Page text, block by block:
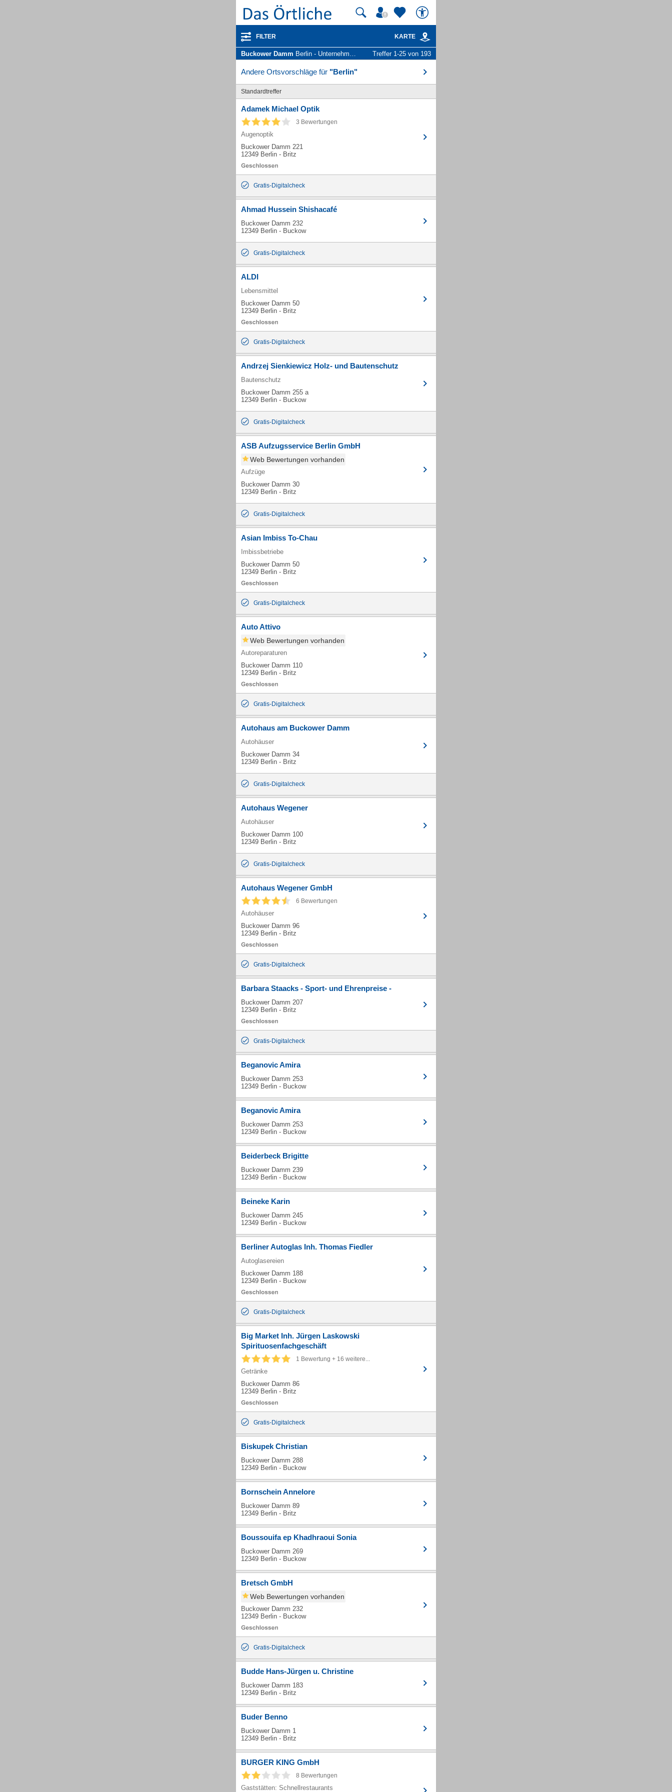
FILTER KARTE
Buckower Damm Berlin - Unternehmen und Personen Treffer 1-25 von 193
Andere Ortsvorschläge für "Berlin"
Standardtreffer
Adamek Michael Optik
3 Bewertungen
Augenoptik
Buckower Damm 221
12349 Berlin - Britz
Gratis-Digitalcheck
Ahmad Hussein Shishacafé
Buckower Damm 232
12349 Berlin - Buckow
Gratis-Digitalcheck
ALDI
Lebensmittel
Buckower Damm 50
12349 Berlin - Britz
Gratis-Digitalcheck
Andrzej Sienkiewicz Holz- und Bautenschutz
Bautenschutz
Buckower Damm 255 a
12349 Berlin - Buckow
Gratis-Digitalcheck
ASB Aufzugsservice Berlin GmbH
Web Bewertungen vorhanden
Aufzüge
Buckower Damm 30
12349 Berlin - Britz
Gratis-Digitalcheck
Asian Imbiss To-Chau
Imbissbetriebe
Buckower Damm 50
12349 Berlin - Britz
Gratis-Digitalcheck
Auto Attivo
Web Bewertungen vorhanden
Autoreparaturen
Buckower Damm 110
12349 Berlin - Britz
Gratis-Digitalcheck
Autohaus am Buckower Damm
Autohäuser
Buckower Damm 34
12349 Berlin - Britz
Gratis-Digitalcheck
Autohaus Wegener
Autohäuser
Buckower Damm 100
12349 Berlin - Britz
Gratis-Digitalcheck
Autohaus Wegener GmbH
6 Bewertungen
Autohäuser
Buckower Damm 96
12349 Berlin - Britz
Gratis-Digitalcheck
Barbara Staacks - Sport- und Ehrenpreise -
Buckower Damm 207
12349 Berlin - Britz
Gratis-Digitalcheck
Beganovic Amira
Buckower Damm 253
12349 Berlin - Buckow
Beganovic Amira
Buckower Damm 253
12349 Berlin - Buckow
Beiderbeck Brigitte
Buckower Damm 239
12349 Berlin - Buckow
Beineke Karin
Buckower Damm 245
12349 Berlin - Buckow
Berliner Autoglas Inh. Thomas Fiedler
Autoglasereien
Buckower Damm 188
12349 Berlin - Buckow
Gratis-Digitalcheck
Big Market Inh. Jürgen Laskowski
Spirituosenfachgeschäft
1 Bewertung + 16 weitere...
Getränke
Buckower Damm 86
12349 Berlin - Britz
Gratis-Digitalcheck
Biskupek Christian
Buckower Damm 288
12349 Berlin - Buckow
Bornschein Annelore
Buckower Damm 89
12349 Berlin - Britz
Boussouifa ep Khadhraoui Sonia
Buckower Damm 269
12349 Berlin - Buckow
Bretsch GmbH
Web Bewertungen vorhanden
Buckower Damm 232
12349 Berlin - Buckow
Gratis-Digitalcheck
Budde Hans-Jürgen u. Christine
Buckower Damm 183
12349 Berlin - Britz
Buder Benno
Buckower Damm 1
12349 Berlin - Britz
BURGER KING GmbH
8 Bewertungen
Gaststätten: Schnellrestaurants